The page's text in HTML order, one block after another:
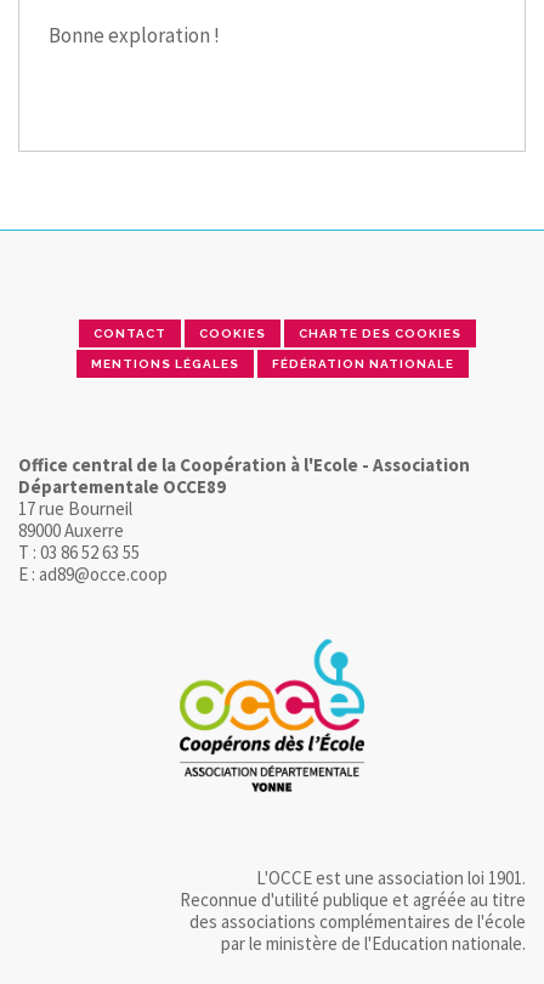
Bonne exploration !
CONTACT COOKIES CHARTE DES COOKIES
MENTIONS LÉGALES FÉDÉRATION NATIONALE
Office central de la Coopération à l'Ecole - Association
Départementale OCCE89
17 rue Bourneil
89000 Auxerre
T : 03 86 52 63 55
E : ad89@occe.coop
L'OCCE est une association loi 1901.
Reconnue d'utilité publique et agréée au titre
des associations complémentaires de l'école
par le ministère de l'Education nationale.